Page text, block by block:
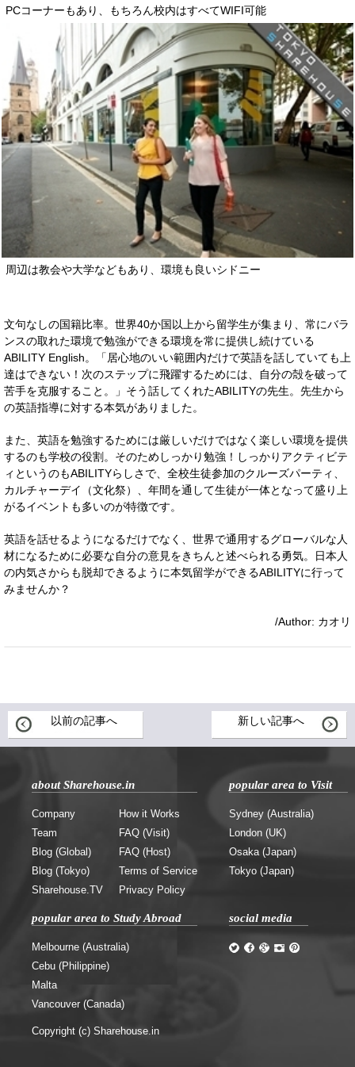
PCコーナーもあり、もちろん校内はすべてWIFI可能
周辺は教会や大学などもあり、環境も良いシドニー
文句なしの国籍比率。世界40か国以上から留学生が集まり、常にバラ
ンスの取れた環境で勉強ができる環境を常に提供し続けている
ABILITY English。「居心地のいい範囲内だけで英語を話していても上
達はできない！次のステップに飛躍するためには、自分の殻を破って
苦手を克服すること。」そう話してくれたABILITYの先生。先生から
の英語指導に対する本気がありました。
また、英語を勉強するためには厳しいだけではなく楽しい環境を提供
するのも学校の役割。そのためしっかり勉強！しっかりアクティビテ
ィというのもABILITYらしさで、全校生徒参加のクルーズパーティ、
カルチャーデイ（文化祭）、年間を通して生徒が一体となって盛り上
がるイベントも多いのが特徴です。
英語を話せるようになるだけでなく、世界で通用するグローバルな人
材になるために必要な自分の意見をきちんと述べられる勇気。日本人
の内気さからも脱却できるように本気留学ができるABILITYに行って
みませんか？
/Author: カオリ
以前の記事へ 新しい記事へ
about Sharehouse.in
Company
Team
Blog (Global)
Blog (Tokyo)
Sharehouse.TV
How it Works
FAQ (Visit)
FAQ (Host)
Terms of Service
Privacy Policy
popular area to Visit
Sydney (Australia)
London (UK)
Osaka (Japan)
Tokyo (Japan)
popular area to Study Abroad
Melbourne (Australia)
Cebu (Philippine)
Malta
Vancouver (Canada)
social media
Copyright (c) Sharehouse.in